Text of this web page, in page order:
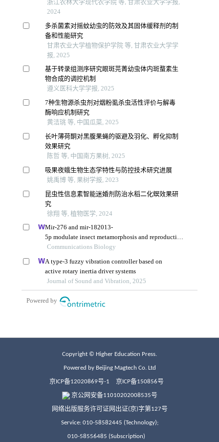
Copyright © Higher Education Press.
Powered by Beijing Magtech Co. Ltd
京ICP备12020869号-1 京ICP备150856号
京公网安备11010202008535号
网络出版服务许可证网出证(京)字第127号
Service: 010-58582445 (Technology);
010-58556485 (Subscription)